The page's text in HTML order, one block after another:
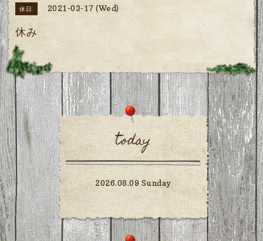
休日 2021-03-17 (Wed)
休み
today
2026.08.09 Sunday